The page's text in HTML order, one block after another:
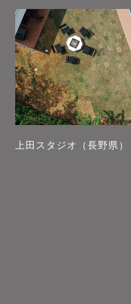
上田スタジオ（長野県）